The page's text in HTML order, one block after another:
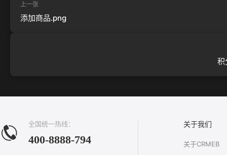
上一张
添加商品.png
积
全国统一热线：
400-8888-794
关于我们
关于CRMEB